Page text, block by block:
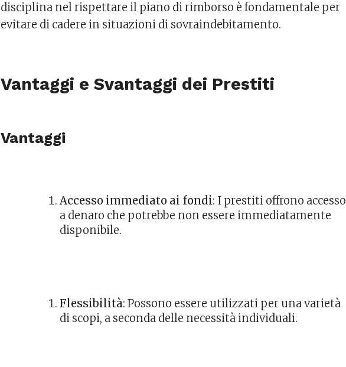
disciplina nel rispettare il piano di rimborso è fondamentale per
evitare di cadere in situazioni di sovraindebitamento.
Vantaggi e Svantaggi dei Prestiti
Vantaggi
Accesso immediato ai fondi: I prestiti offrono accesso
a denaro che potrebbe non essere immediatamente
disponibile.
Flessibilità: Possono essere utilizzati per una varietà
di scopi, a seconda delle necessità individuali.